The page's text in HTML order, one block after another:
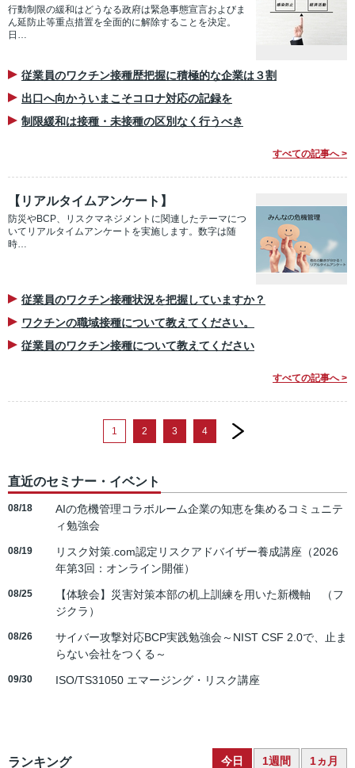
行動制限の緩和はどうなる政府は緊急事態宣言およびま
ん延防止等重点措置を全面的に解除することを決定。
日…
従業員のワクチン接種歴把握に積極的な企業は３割
出口へ向かういまこそコロナ対応の記録を
制限緩和は接種・未接種の区別なく行うべき
すべての記事へ >
【リアルタイムアンケート】
防災やBCP、リスクマネジメントに関連したテーマにつ
いてリアルタイムアンケートを実施します。数字は随
時…
従業員のワクチン接種状況を把握していますか？
ワクチンの職域接種について教えてください。
従業員のワクチン接種について教えてください
すべての記事へ >
1 2 3 4
next
直近のセミナー・イベント
08/18
AIの危機管理コラボルーム企業の知恵を集めるコミュニテ
ィ勉強会
08/19
リスク対策.com認定リスクアドバイザー養成講座（2026
年第3回：オンライン開催）
08/25
【体験会】災害対策本部の机上訓練を用いた新機軸 （フ
ジクラ）
08/26
サイバー攻撃対応BCP実践勉強会～NIST CSF 2.0で、止ま
らない会社をつくる～
09/30 ISO/TS31050 エマージング・リスク講座
ランキング 今日 1週間 1ヵ月